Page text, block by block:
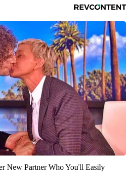
New Partner Who You'll Easily